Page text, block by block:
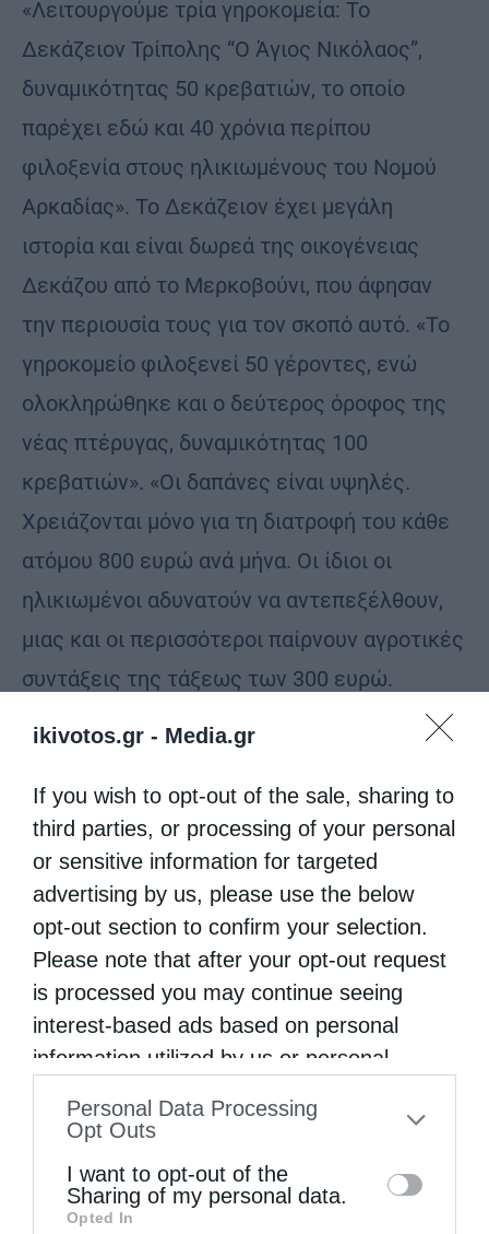
ikivotos.gr - Media.gr
If you wish to opt-out of the sale, sharing to
third parties, or processing of your personal
or sensitive information for targeted
advertising by us, please use the below
opt-out section to confirm your selection.
Please note that after your opt-out request
is processed you may continue seeing
interest-based ads based on personal
information utilized by us or personal
to your opt-out. You may separately opt-out
information by third parties on the IAB’s list
of downstream participants. This
Personal Data Processing
Opt Outs
I want to opt-out of the
Sharing of my personal data.
Opted In
«Λειτουργούμε τρία γηροκομεία: To
Δεκάζειον Τρίπολης “Ο Άγιος Νικόλαος”,
δυναμικότητας 50 κρεβατιών, το οποίο
παρέχει εδώ και 40 χρόνια περίπου
φιλοξενία στους ηλικιωμένους του Νομού
Αρκαδίας». Το Δεκάζειον έχει μεγάλη
ιστορία και είναι δωρεά της οικογένειας
Δεκάζου από το Μερκοβούνι, που άφησαν
την περιουσία τους για τον σκοπό αυτό. «Το
γηροκομείο φιλοξενεί 50 γέροντες, ενώ
ολοκληρώθηκε και ο δεύτερος όροφος της
νέας πτέρυγας, δυναμικότητας 100
κρεβατιών». «Οι δαπάνες είναι υψηλές.
Χρειάζονται μόνο για τη διατροφή του κάθε
ατόμου 800 ευρώ ανά μήνα. Οι ίδιοι οι
ηλικιωμένοι αδυνατούν να αντεπεξέλθουν,
μιας και οι περισσότεροι παίρνουν αγροτικές
συντάξεις της τάξεως των 300 ευρώ.
«Οι δωρεές είναι μικρές και το μεγάλο
πρόβλημα είναι η φορολογία. Υπάρχει
εκκλησία που δεν δαπανά και τα έσοδά της
φορολογούνται. Και οι δήμοι (ανταποδοτικά)
εισπράττουν, αλλά αντί να είναι συνεργοί
μας, είναι απέναντί μας… Τώρα λαμβάνουμε
βοήθεια μόνο από συνανθρώπους μας, από το
«Στο Γηροκομείο της Τρίπολης, το οποίο
φιλοξενεί 90 άτομα, έγινε περικοπή μισθών
20% στο προσωπικό γιατί δεν γινόταν